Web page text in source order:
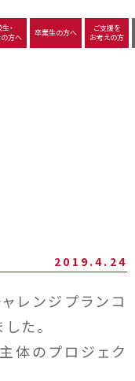
・
方へ
卒業生の方へ
ご支援を
お考えの方
2019.4.24
レンジプランコ
た。
体のプロジェク